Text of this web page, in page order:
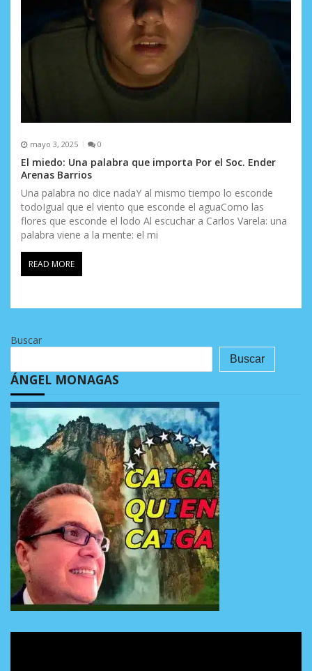
mayo 3, 2025 0
El miedo: Una palabra que importa Por el Soc. Ender
Arenas Barrios
Una palabra no dice nadaY al mismo tiempo lo esconde
todoIgual que el viento que esconde el aguaComo las
flores que esconde el lodo Al escuchar a Carlos Varela: una
palabra viene a la mente: el mi
READ MORE
Buscar
Buscar
ÁNGEL MONAGAS